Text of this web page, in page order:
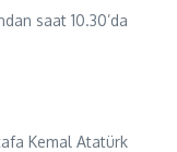
saat 10.30’da
Kemal Atatürk